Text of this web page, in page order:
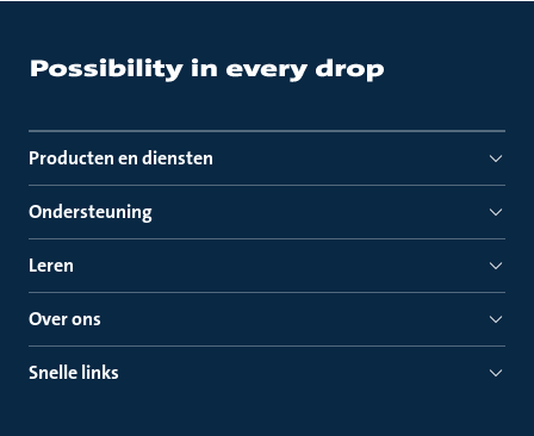
Producten en diensten
Ondersteuning
Leren
Over ons
Snelle links